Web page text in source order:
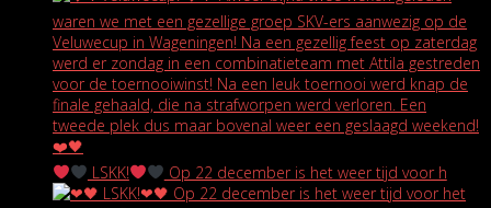
LSKK! Op 22 december is het weer tijd voor h